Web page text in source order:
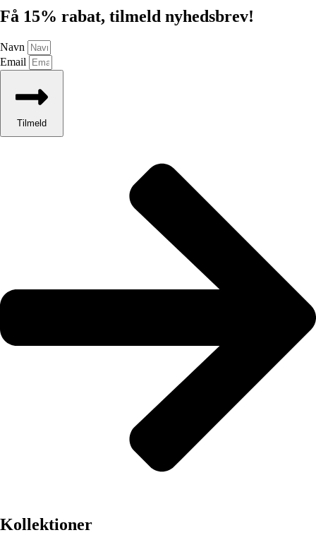
Få 15% rabat, tilmeld nyhedsbrev!
Navn
Email
Tilmeld
Kollektioner